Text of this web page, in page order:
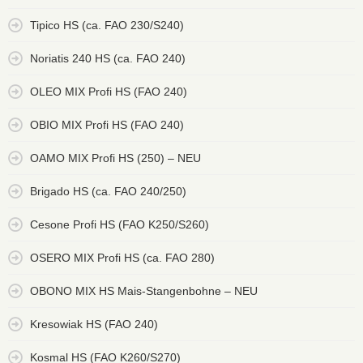
Tipico HS (ca. FAO 230/S240)
Noriatis 240 HS (ca. FAO 240)
OLEO MIX Profi HS (FAO 240)
OBIO MIX Profi HS (FAO 240)
OAMO MIX Profi HS (250) – NEU
Brigado HS (ca. FAO 240/250)
Cesone Profi HS (FAO K250/S260)
OSERO MIX Profi HS (ca. FAO 280)
OBONO MIX HS Mais-Stangenbohne – NEU
Kresowiak HS (FAO 240)
Kosmal HS (FAO K260/S270)